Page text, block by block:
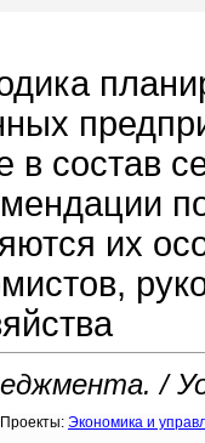
в состав
их
/
Проекты: Экономика и